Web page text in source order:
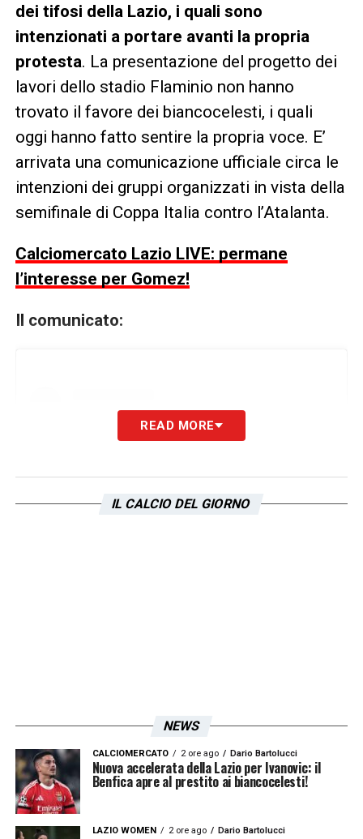
dei tifosi della Lazio, i quali sono
intenzionati a portare avanti la propria
protesta. La presentazione del progetto dei
lavori dello stadio Flaminio non hanno
trovato il favore dei biancocelesti, i quali
oggi hanno fatto sentire la propria voce. E’
arrivata una comunicazione ufficiale circa le
intenzioni dei gruppi organizzati in vista della
semifinale di Coppa Italia contro l’Atalanta.
Calciomercato Lazio LIVE: permane
l’interesse per Gomez!
Il comunicato:
READ MORE
IL CALCIO DEL GIORNO
NEWS
CALCIOMERCATO 2 ore ago Dario Bartolucci
Nuova accelerata della Lazio per Ivanovic: il
Benfica apre al prestito ai biancocelesti!
LAZIO WOMEN 2 ore ago Dario Bartolucci